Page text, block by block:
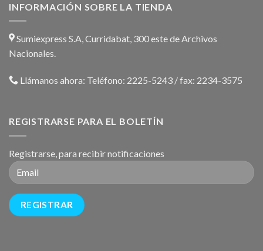
INFORMACIÓN SOBRE LA TIENDA
Sumiexpress S.A, Curridabat, 300 este de Archivos
Nacionales.
Llámanos ahora: Teléfono: 2225-5243 / fax: 2234-3575
REGISTRARSE PARA EL BOLETÍN
Registrarse, para recibir notificaciones